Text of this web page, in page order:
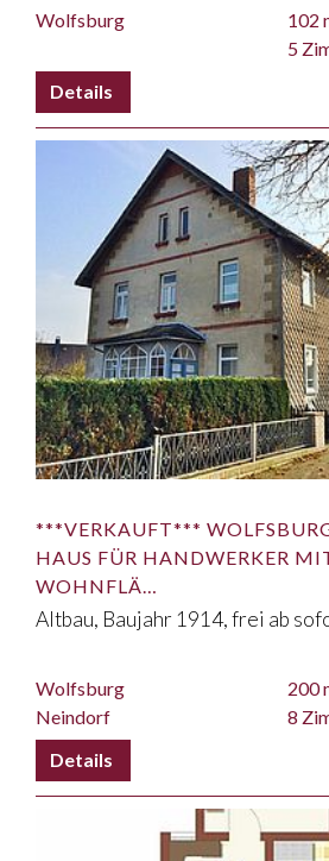
Wolfsburg
102
5
***VERKAUFT***
HAUS FÜR HANDWERKER
WOHNFLÄ…
Altbau, Baujahr 1914, frei ab
Wolfsburg
200
Neindorf
8